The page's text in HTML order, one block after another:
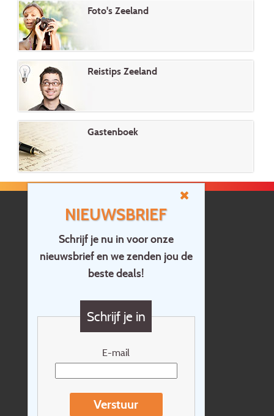
NIEUWSBRIEF
Schrijf je nu in voor onze
nieuwsbrief en we zenden jou de
beste deals!
Schrijf je in
E-mail
Verstuur
Foto's Zeeland
Reistips Zeeland
Gastenboek
Home
Contact
Vragen?
Cadeaubon
Nieuwsbrief
Reisvoorwaarden